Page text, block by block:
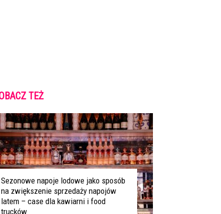
TEŻ
Sezonowe napoje lodowe jako sposób
na zwiększenie sprzedaży napojów
latem – case dla kawiarni i food
trucków